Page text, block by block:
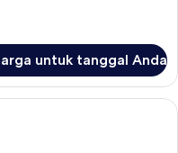
untuk tanggal Anda
2 Tempat Tidur Twin |